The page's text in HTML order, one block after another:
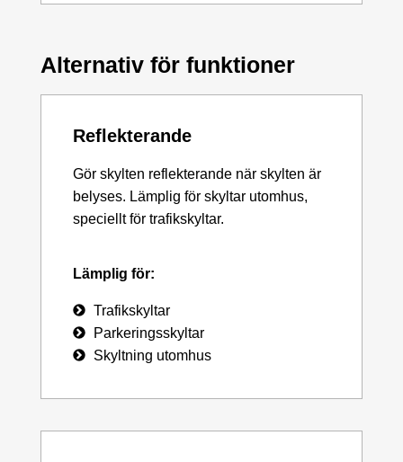
Alternativ för funktioner
Reflekterande
Gör skylten reflekterande när skylten är
belyses. Lämplig för skyltar utomhus,
speciellt för trafikskyltar.
Lämplig för:
Trafikskyltar
Parkeringsskyltar
Skyltning utomhus